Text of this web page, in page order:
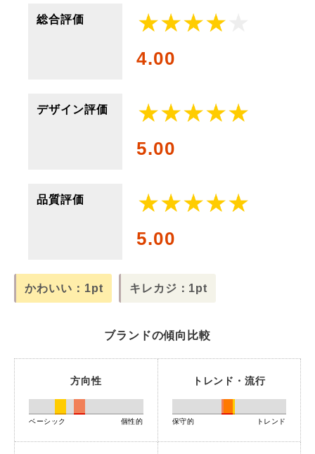
総合評価
4.00
デザイン評価
5.00
品質評価
5.00
かわいい：1pt キレカジ：1pt
ブランドの傾向比較
方向性
ベーシック 個性的
トレンド・流行
保守的 トレンド